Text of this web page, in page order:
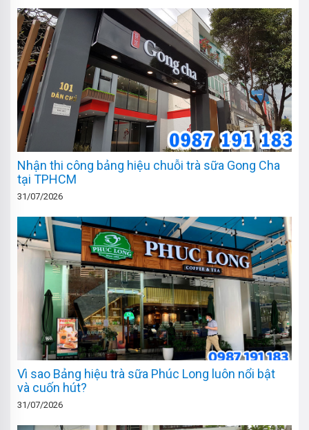
Nhận thi công bảng hiệu chuỗi trà sữa Gong Cha
tại TPHCM
31/07/2026
Vì sao Bảng hiệu trà sữa Phúc Long luôn nổi bật
và cuốn hút?
31/07/2026